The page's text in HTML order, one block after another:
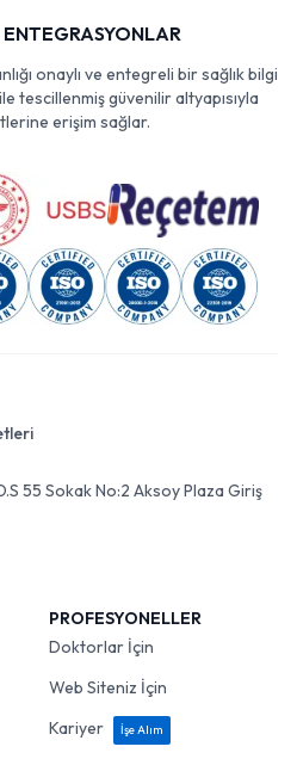
onaylı ve entegreli bir sağlık bilgi
tescillenmiş güvenilir altyapısıyla
erişim sağlar.
55 Sokak No:2 Aksoy Plaza Giriş
PROFESYONELLER
Doktorlar İçin
Web Siteniz İçin
Kariyer
İşe Alım